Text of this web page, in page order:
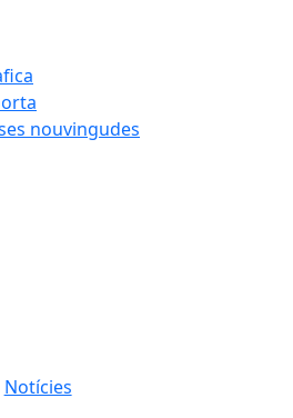
nouvingudes
Notícies